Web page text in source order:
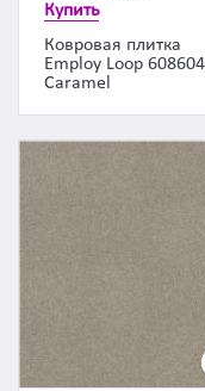
Купить
Ковровая плитка
Employ Loop 608604
Caramel